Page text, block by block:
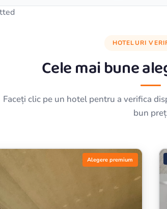
HOTELURI
Cele mai bune
Faceți clic pe un hotel pentru a verifica
bun
Alegere premium